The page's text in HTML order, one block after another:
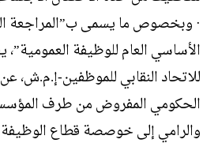
· وبخصوص ما يسمى ب”المراجعة
الأساسي العام للوظيفة
للاتحاد النقابي للموظفين-
الحكومي المفروض من طرف
والرامي إلى خوصصة قطاع الوظيفة